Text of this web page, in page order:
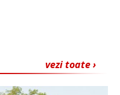
vezi toate ›